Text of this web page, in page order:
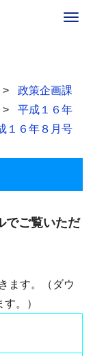
政策企画課
平成１６年
１６年８月号
でご覧いただ
ます。（ダウ
。）